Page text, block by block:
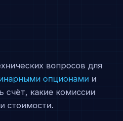
вопросов для
опционами и
счёт, какие комиссии
стоимости.